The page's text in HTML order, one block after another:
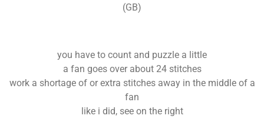
(GB)
you have to count and puzzle a little
a fan goes over about 24 stitches
work a shortage of or extra stitches away in the middle of a
fan
like i did, see on the right